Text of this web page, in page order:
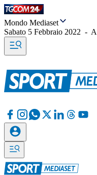
Mondo Mediaset
Sabato 5 Febbraio 2022 -